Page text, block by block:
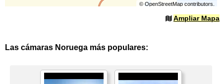
© OpenStreetMapcontributors.
Ampliar Mapa
Las cámaras Noruega más populares: